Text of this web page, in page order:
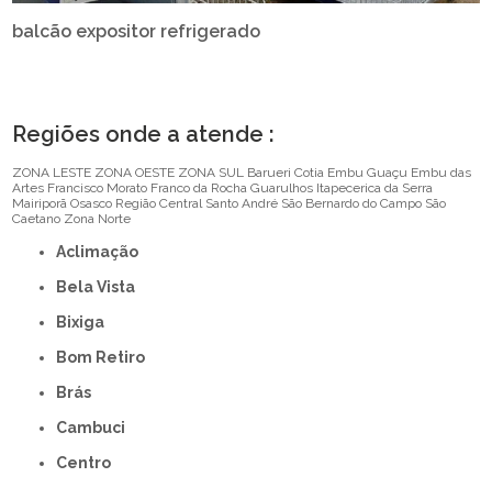
balcão expositor refrigerado
Regiões onde a atende :
ZONA LESTE ZONA OESTE ZONA SUL Barueri Cotia Embu Guaçu Embu das
Artes Francisco Morato Franco da Rocha Guarulhos Itapecerica da Serra
Mairiporã Osasco Região Central Santo André São Bernardo do Campo São
Caetano Zona Norte
Aclimação
Bela Vista
Bixiga
Bom Retiro
Brás
Cambuci
Centro